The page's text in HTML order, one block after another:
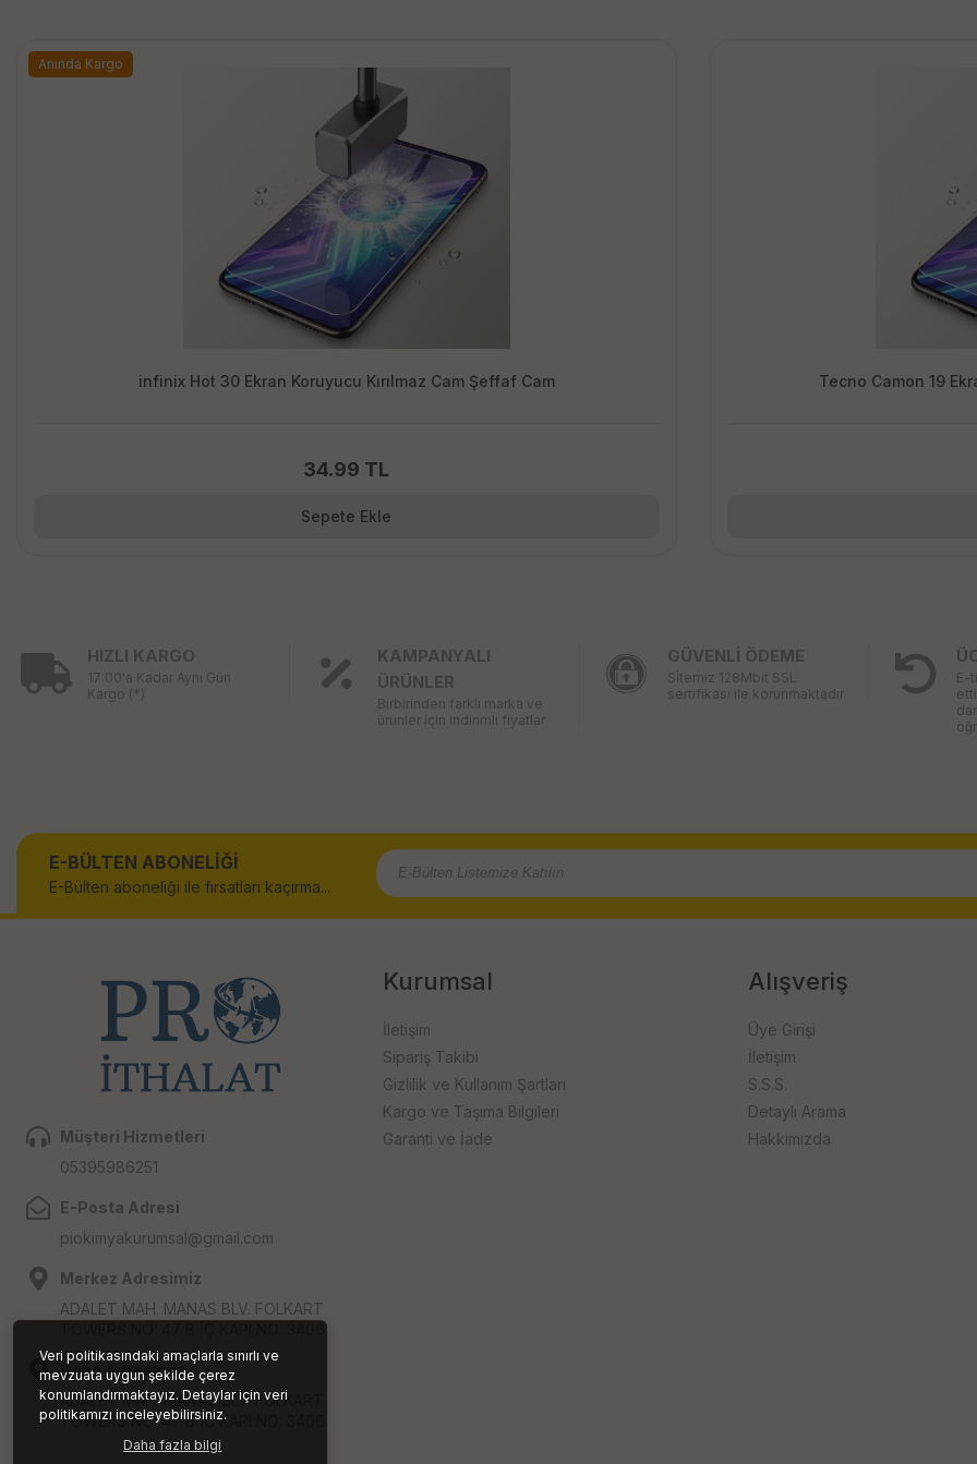
Veri politikasındaki amaçlarla sınırlı ve
mevzuata uygun şekilde çerez
konumlandırmaktayız. Detaylar için veri
politikamızı inceleyebilirsiniz.
Daha fazla bilgi
infinix Hot 30 Ekran Koruyucu Kırılmaz Cam Şeffaf Cam
34.99 TL
Anında Kargo
Sepete Ekle
Tecno Camon 19
HIZLI KARGO
17:00'a Kadar Aynı Gün
Kargo (*)
KAMPANYALI
ÜRÜNLER
Birbirinden farklı marka ve
ürünler için indirimli fiyatlar
GÜVENLİ ÖDEME
Sİtemiz 128Mbit SSL
sertifikası ile korunmaktadır
E-
E-BÜLTEN ABONELİĞİ
E-Bülten aboneliği ile fırsatları kaçırma...
Müşteri Hizmetleri
05395986251
E-Posta Adresi
piokimyakurumsal@gmail.com
Merkez Adresimiz
ADALET MAH. MANAS BLV. FOLKART
Depo Adresimiz
ADALET MAH. MANAS BLV. FOLKART
TOWERS NO: 47 B İÇ KAPI NO: 3406
Kurumsal
İletişim
Sipariş Takibi
Gizlilik ve Kullanım Şartları
Kargo ve Taşıma Bilgileri
Garanti ve İade
Alışveriş
Üye Girişi
İletişim
S.S.S.
Detaylı Arama
Hakkımızda